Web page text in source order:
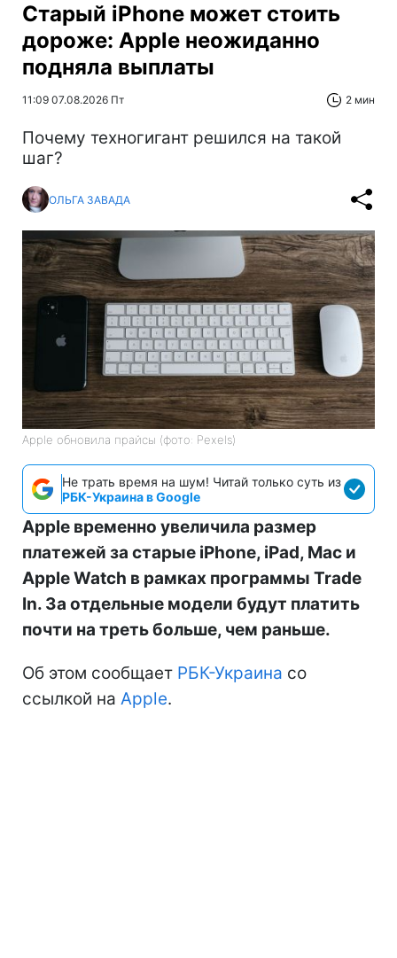
Старый iPhone может стоить
дороже: Apple неожиданно
подняла выплаты
11:09 07.08.2026 Пт 2 мин
Почему техногигант решился на такой
шаг?
ОЛЬГА ЗАВАДА
Apple обновила прайсы (фото: Pexels)
Не трать время на шум! Читай только суть из
РБК-Украина в Google
Apple временно увеличила размер
платежей за старые iPhone, iPad, Mac и
Apple Watch в рамках программы Trade
In. За отдельные модели будут платить
почти на треть больше, чем раньше.
Об этом сообщает РБК-Украина со
ссылкой на Apple.